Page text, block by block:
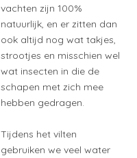
vachten zijn 100%
natuurlijk, en er zitten dan
ook altijd nog wat takjes,
strootjes en misschien wel
wat insecten in die de
schapen met zich mee
hebben gedragen.
Tijdens het vilten
gebruiken we veel water